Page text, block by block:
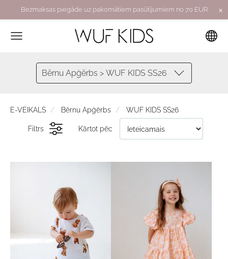
Bezmaksas piegāde uz pakomātiem pasūtījumiem no 70 EUR ×
Bērnu Apģērbs > WUF KIDS SS26
E-VEIKALS Bērnu Apģērbs WUF KIDS SS26
Filtrs Kārtot pēc